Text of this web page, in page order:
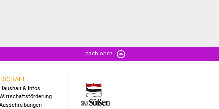
nach oben
Haushalt & Infos
Wirtschaftsförderung
Ausschreibungen